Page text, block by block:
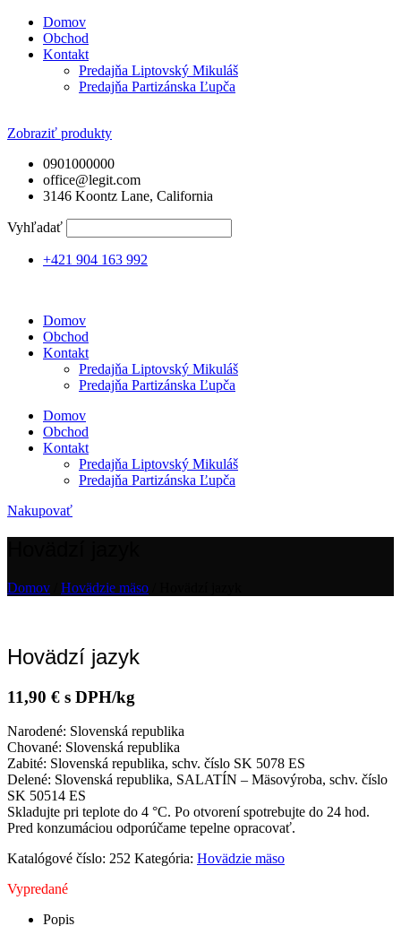
Domov
Obchod
Kontakt
Predajňa Liptovský Mikuláš
Predajňa Partizánska Ľupča
Zobraziť produkty
0901000000
office@legit.com
3146 Koontz Lane, California
Vyhľadať
+421 904 163 992
Domov
Obchod
Kontakt
Predajňa Liptovský Mikuláš
Predajňa Partizánska Ľupča
Domov
Obchod
Kontakt
Predajňa Liptovský Mikuláš
Predajňa Partizánska Ľupča
Nakupovať
Domov Hovädzie mäso
Hovädzí jazyk
11,90 € s DPH/kg
Narodené: Slovenská republika
Chované: Slovenská republika
Zabité: Slovenská republika, schv. číslo SK 5078 ES
Delené: Slovenská republika, SALATÍN – Mäsovýroba, schv. číslo
SK 50514 ES
Skladujte pri teplote do 4 °C. Po otvorení spotrebujte do 24 hod.
Pred konzumáciou odporúčame tepelne opracovať.
Katalógové číslo: 252 Kategória: Hovädzie mäso
Vypredané
Popis